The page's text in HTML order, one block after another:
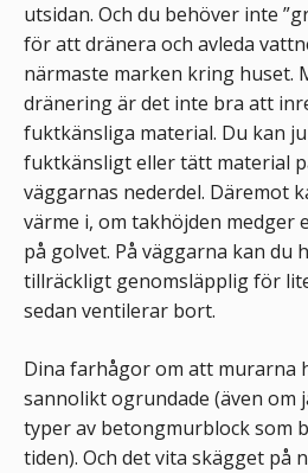
utsidan. Och du behöver inte
för att dränera och avleda
närmaste marken kring huset.
dränering är det inte bra att
fuktkänsliga material. Du kan
fuktkänsligt eller tätt material
väggarnas nederdel. Däremot
värme i, om takhöjden medger
på golvet. På väggarna kan du
tillräckligt genomsläpplig för
sedan ventilerar bort.
Dina farhågor om att murarna
sannolikt ogrundade (även om
typer av betongmurblock som
tiden). Och det vita skägget på